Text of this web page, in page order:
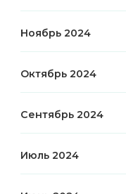
Ноябрь 2024
Октябрь 2024
Сентябрь 2024
Июль 2024